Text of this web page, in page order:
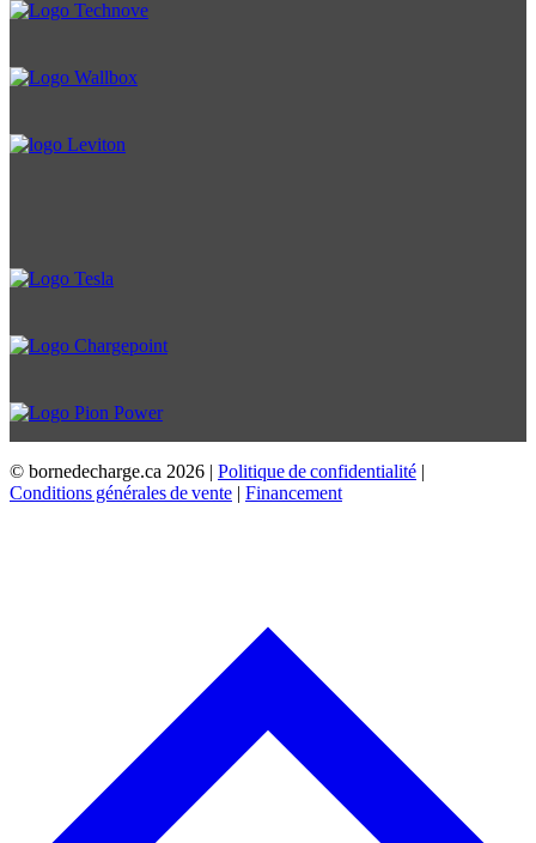
© bornedecharge.ca 2026 | Politique de confidentialité |
Conditions générales de vente | Financement